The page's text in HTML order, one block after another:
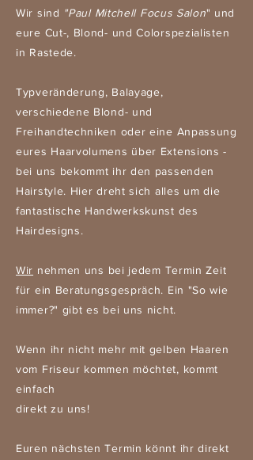
Wir sind "Paul Mitchell Focus Salon" und
eure Cut-, Blond- und Colorspezialisten
in Rastede.
Typveränderung, Balayage,
verschiedene Blond- und
Freihandtechniken oder eine Anpassung
eures Haarvolumens über Extensions -
bei uns bekommt ihr den passenden
Hairstyle. Hier dreht sich alles um die
fantastische Handwerkskunst des
Hairdesigns.
Wir nehmen uns bei jedem Termin Zeit
für ein Beratungsgespräch. Ein "So wie
immer?" gibt es bei uns nicht.
Wenn ihr nicht mehr mit gelben Haaren
vom Friseur kommen möchtet, kommt
einfach
direkt zu uns!
Euren nächsten Termin könnt ihr direkt